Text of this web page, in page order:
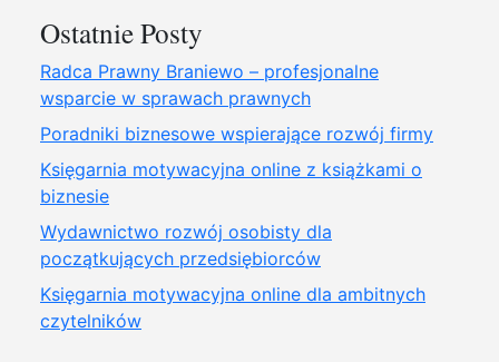
Ostatnie Posty
Radca Prawny Braniewo – profesjonalne
wsparcie w sprawach prawnych
Poradniki biznesowe wspierające rozwój firmy
Księgarnia motywacyjna online z książkami o
biznesie
Wydawnictwo rozwój osobisty dla
początkujących przedsiębiorców
Księgarnia motywacyjna online dla ambitnych
czytelników